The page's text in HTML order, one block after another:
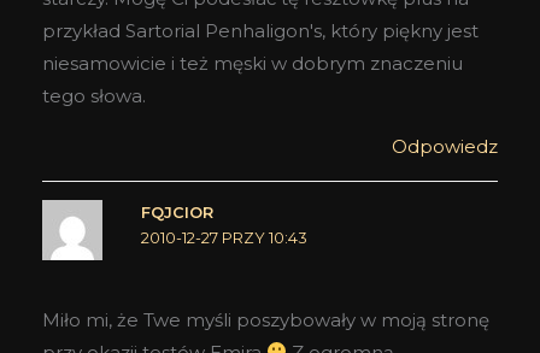
przykład Sartorial Penhaligon's, który piękny jest
niesamowicie i też męski w dobrym znaczeniu
tego słowa.
Odpowiedz
FQJCIOR
2010-12-27 PRZY 10:43
Miło mi, że Twe myśli poszybowały w moją stronę